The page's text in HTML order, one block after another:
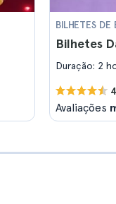
BILHETES DE
Bilhetes
Duração: 2
Avaliações